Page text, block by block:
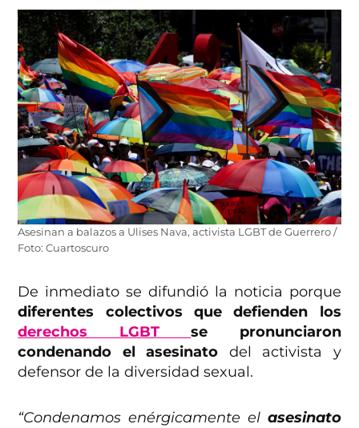
Asesinan a balazos a Ulises Nava, activista LGBT de Guerrero /
Foto: Cuartoscuro
De inmediato se difundió la noticia porque
diferentes colectivos que defienden los
derechos LGBTse pronunciaron
condenando el asesinato del activista y
defensor de la diversidad sexual.
“Condenamos enérgicamente el asesinato